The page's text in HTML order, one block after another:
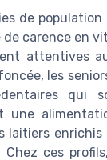
de
carence en
attentives
les
qui
une
laitiers
Chez ces